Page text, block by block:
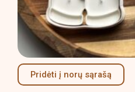
Pridėti į norų sąrašą
product
page